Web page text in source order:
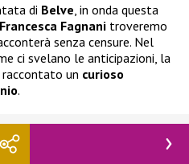
di Belve , in onda questa
Francesca Fagnani troveremo
senza censure. Nel
ci svelano le anticipazioni, la
raccontato un curioso
.